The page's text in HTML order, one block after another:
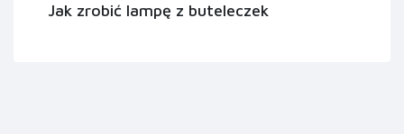
Jak zrobić lampę z buteleczek